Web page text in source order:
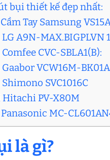
bụi thiết kế đẹp nhất:
Tay Samsung
A9N-MAX.BIGPLVN
CVC-SBLA1(B):
VCW16M-BK01A
SVC1016C
Hitachi PV-X80M
MC-
là gì?